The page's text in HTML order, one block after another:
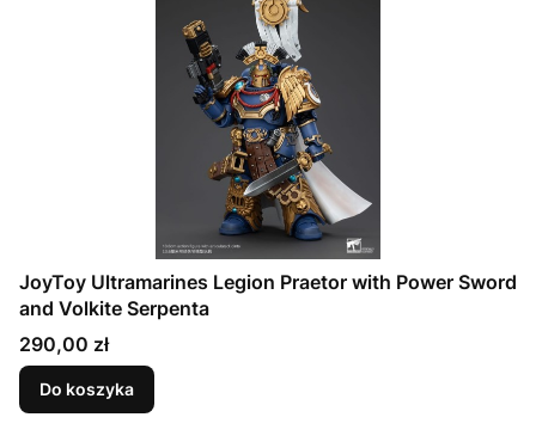
JoyToy Ultramarines Legion Praetor with Power Sword
and Volkite Serpenta
Cena
290,00 zł
Do koszyka